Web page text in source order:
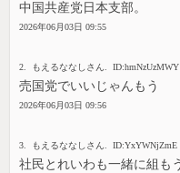
中国共産党日本支部。
2026年06月03日 09:55
2. もえるななしさん. ID:hmNzUzMWY
売国党でいいじゃんもう
2026年06月03日 09:56
3. もえるななしさん. ID:YxYWNjZmE
社民とれいわも一緒に組も